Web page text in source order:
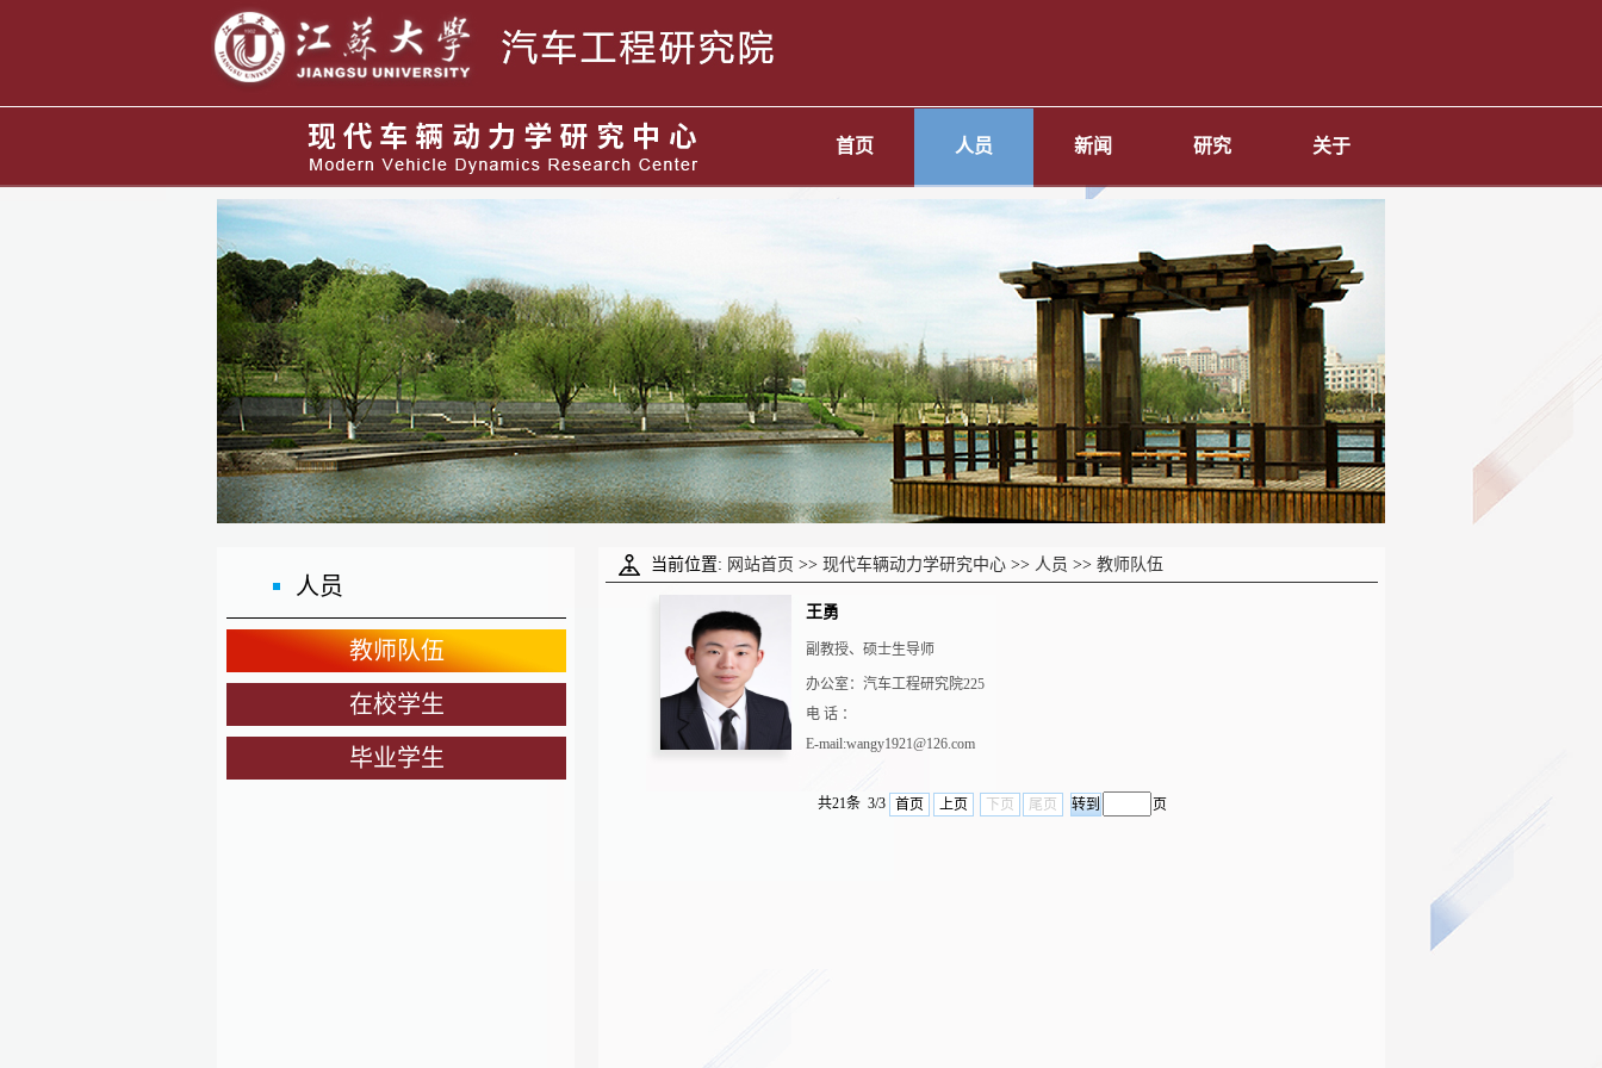
首页 人员 新闻 研究 关于
人员
教师队伍
在校学生
毕业学生
当前位置: 网站首页 >> 现代车辆动力学研究中心 >> 人员 >> 教师队伍
王勇
副教授、硕士生导师
办公室：汽车工程研究院225
电 话 ：
E-mail:wangy1921@126.com
共21条 3/3 首页 上页 下页 尾页 页